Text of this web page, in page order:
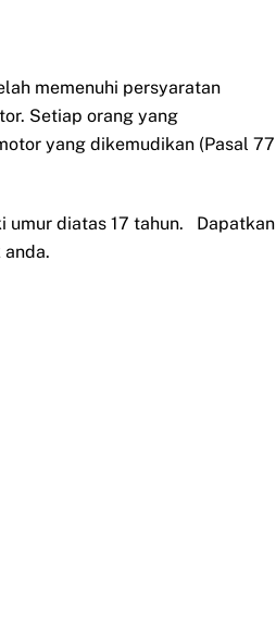
memenuhi persyaratan
Setiap orang yang
yang dikemudikan (Pasal 77
umur diatas 17 tahun. Dapatkan